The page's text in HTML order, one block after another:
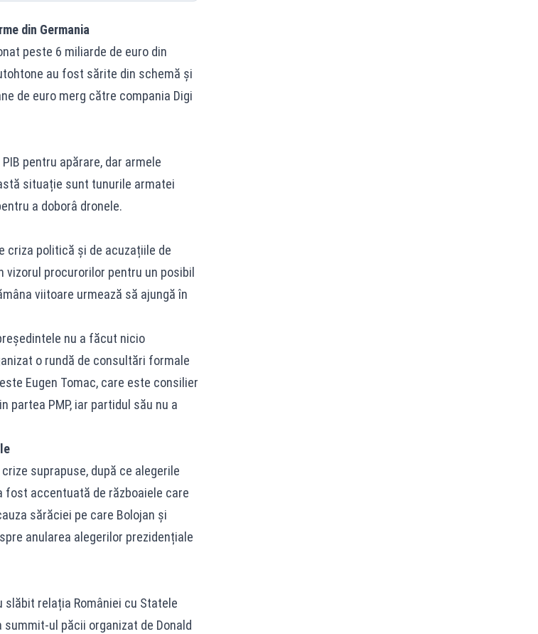
din Germania
peste 6 miliarde de euro din
au fost sărite din schemă și
de euro merg către compania Digi
pentru apărare, dar armele
situație sunt tunurile armatei
a doborâ dronele.
criza politică și de acuzațiile de
vizorul procurorilor pentru un posibil
viitoare urmează să ajungă în
nu a făcut nicio
o rundă de consultări formale
Eugen Tomac, care este consilier
partea PMP, iar partidul său nu a
suprapuse, după ce alegerile
fost accentuată de războaiele care
sărăciei pe care Bolojan și
anularea alegerilor prezidențiale
slăbit relația României cu Statele
ul păcii organizat de Donald